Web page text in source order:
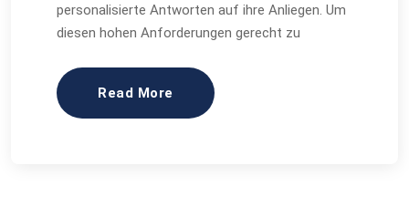
personalisierte Antworten auf ihre Anliegen. Um
diesen hohen Anforderungen gerecht zu
Read More